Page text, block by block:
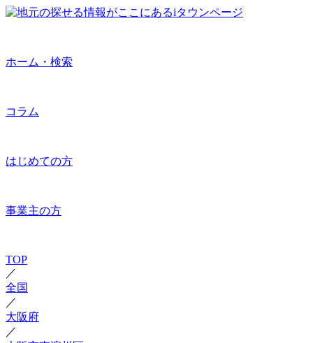
ホーム・検索
コラム
はじめての方
事業主の方
TOP
／
全国
／
大阪府
／